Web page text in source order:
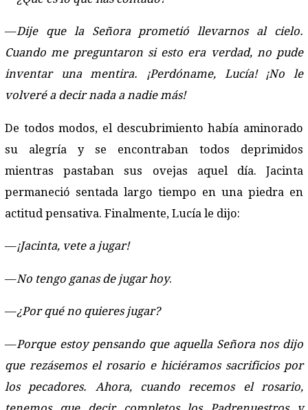
—Dije que la Señora prometió llevarnos al cielo.
Cuando me preguntaron si esto era verdad, no pude
inventar una mentira. ¡Perdóname, Lucía! ¡No le
volveré a decir nada a nadie más!
De todos modos, el descubrimiento había aminorado
su alegría y se encontraban todos deprimidos
mientras pastaban sus ovejas aquel día. Jacinta
permaneció sentada largo tiempo en una piedra en
actitud pensativa. Finalmente, Lucía le dijo:
—¡Jacinta, vete a jugar!
—No tengo ganas de jugar hoy.
—¿Por qué no quieres jugar?
—Porque estoy pensando que aquella Señora nos dijo
que rezásemos el rosario e hiciéramos sacrificios por
los pecadores. Ahora, cuando recemos el rosario,